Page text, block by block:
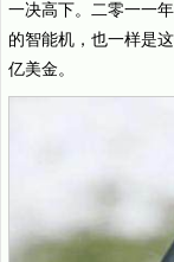
一决高下。二零一一
的智能机，也一样是
亿美金。